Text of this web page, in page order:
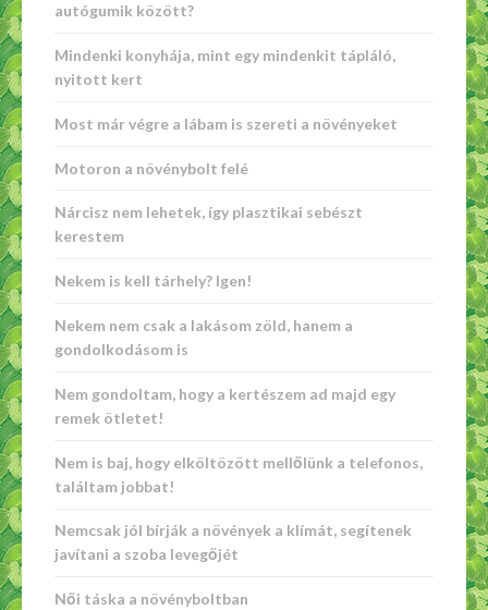
autógumik között?
Mindenki konyhája, mint egy mindenkit tápláló,
nyitott kert
Most már végre a lábam is szereti a növényeket
Motoron a növénybolt felé
Nárcisz nem lehetek, így plasztikai sebészt
kerestem
Nekem is kell tárhely? Igen!
Nekem nem csak a lakásom zöld, hanem a
gondolkodásom is
Nem gondoltam, hogy a kertészem ad majd egy
remek ötletet!
Nem is baj, hogy elköltözött mellőlünk a telefonos,
találtam jobbat!
Nemcsak jól bírják a növények a klímát, segítenek
javítani a szoba levegőjét
Női táska a növényboltban